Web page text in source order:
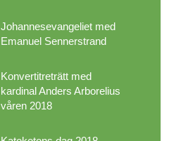
Johannesevangeliet med
Emanuel Sennerstrand
Konvertitreträtt med
kardinal Anders Arborelius
våren 2018